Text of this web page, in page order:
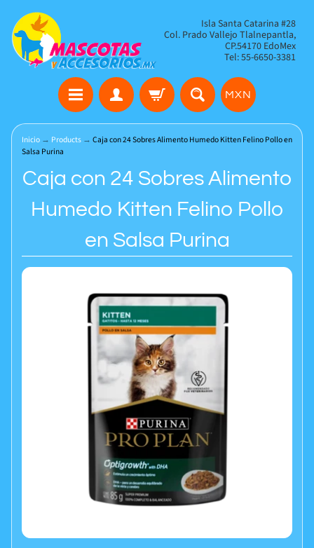
Isla Santa Catarina #28
Col. Prado Vallejo Tlalnepantla,
CP.54170 EdoMex
Tel: 55-6650-3381
MXN
Inicio → Products → Caja con 24 Sobres Alimento Humedo Kitten Felino Pollo en
Salsa Purina
Caja con 24 Sobres Alimento
Humedo Kitten Felino Pollo
en Salsa Purina